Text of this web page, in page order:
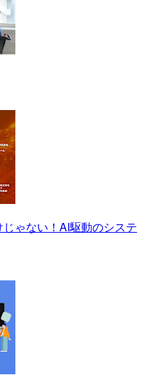
じゃない！AI駆動のシステ